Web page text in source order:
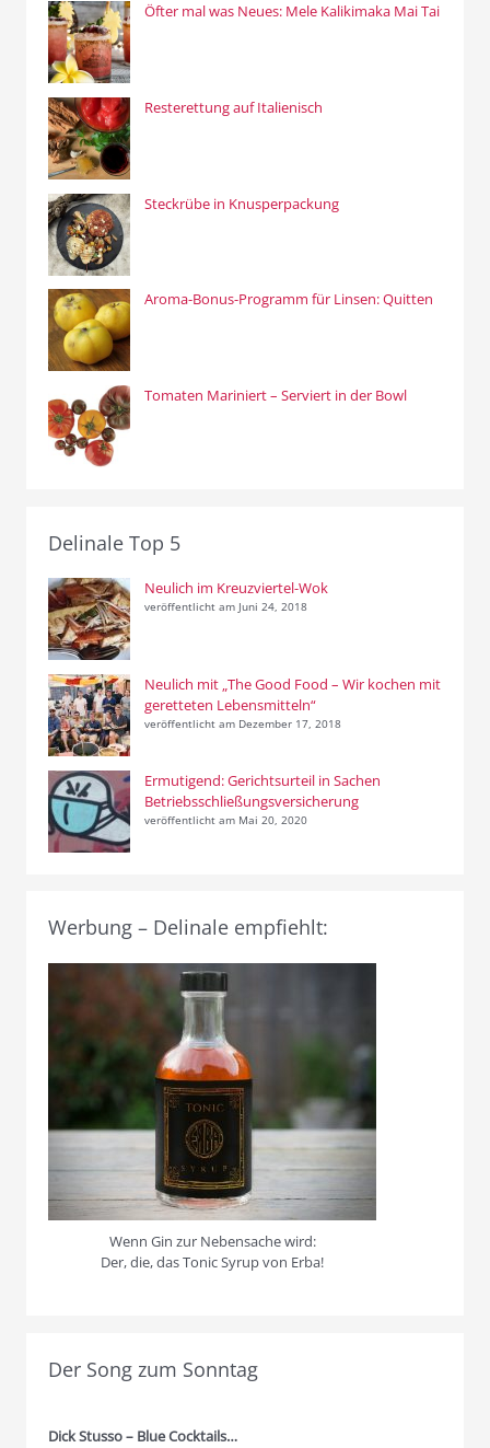
Öfter mal was Neues: Mele Kalikimaka Mai Tai
Resterettung auf Italienisch
Steckrübe in Knusperpackung
Aroma-Bonus-Programm für Linsen: Quitten
Tomaten Mariniert – Serviert in der Bowl
Delinale Top 5
Neulich im Kreuzviertel-Wok
veröffentlicht am Juni 24, 2018
Neulich mit „The Good Food – Wir kochen mit
geretteten Lebensmitteln“
veröffentlicht am Dezember 17, 2018
Ermutigend: Gerichtsurteil in Sachen
Betriebsschließungsversicherung
veröffentlicht am Mai 20, 2020
Werbung – Delinale empfiehlt:
Wenn Gin zur Nebensache wird:
Der, die, das Tonic Syrup von Erba!
Der Song zum Sonntag
Dick Stusso – Blue Cocktails…